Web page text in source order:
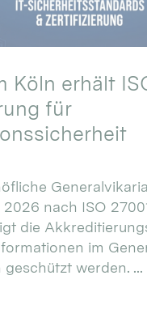
Köln erhält
für
nach ISO
die
im
werden. ...